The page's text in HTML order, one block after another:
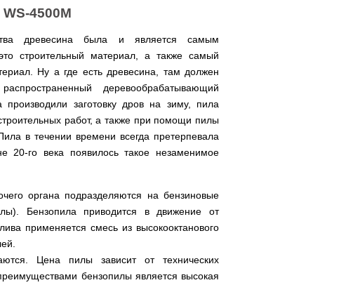
WS-4500М
древесина была и является самым
строительный материал, а также самый
Ну а где есть древесина, там должен
деревообрабатывающий
заготовку дров на зиму, пила
работ, а также при помощи пилы
в течении времени всегда претерпевала
20-го века появилось такое незаменимое
органа подразделяются на бензиновые
Бензопила приводится в движение от
применяется смесь из высокооктанового
Цена пилы зависит от технических
бензопилы является высокая